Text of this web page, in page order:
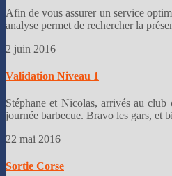
Afin de vous assurer un service
analyse permet de rechercher la
2 juin 2016
Validation Niveau 1
Stéphane et Nicolas, arrivés au
journée barbecue. Bravo les gars, et
22 mai 2016
Sortie Corse